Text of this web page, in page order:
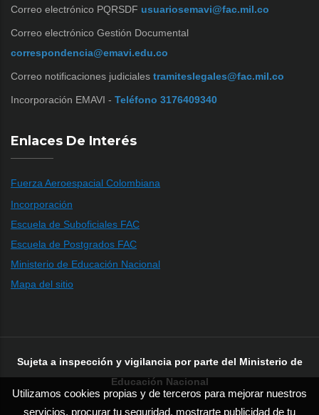
Correo electrónico PQRSDF usuariosemavi@fac.mil.co
Correo electrónico Gestión Documental
correspondencia@emavi.edu.co
Correo notificaciones judiciales tramiteslegales@fac.mil.co
Incorporación EMAVI - Teléfono 3176409340
Enlaces De Interés
Fuerza Aeroespacial Colombiana
Incorporación
Escuela de Suboficiales FAC
Escuela de Postgrados FAC
Ministerio de Educación Nacional
Mapa del sitio
Sujeta a inspección y vigilancia por parte del Ministerio de
Educación Nacional
Utilizamos cookies propias y de terceros para mejorar nuestros
servicios, procurar tu seguridad, mostrarte publicidad de tu